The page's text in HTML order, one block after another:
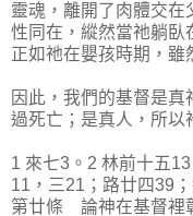
靈魂，離開了肉體交在
性同在，縱然當祂躺臥
正如祂在嬰孩時期，雖
因此，我們的基督是
過死亡；是真人，所以
1 來七3。2 林前十五
11，三21；路廿四39
第廿條 論神在基督裡